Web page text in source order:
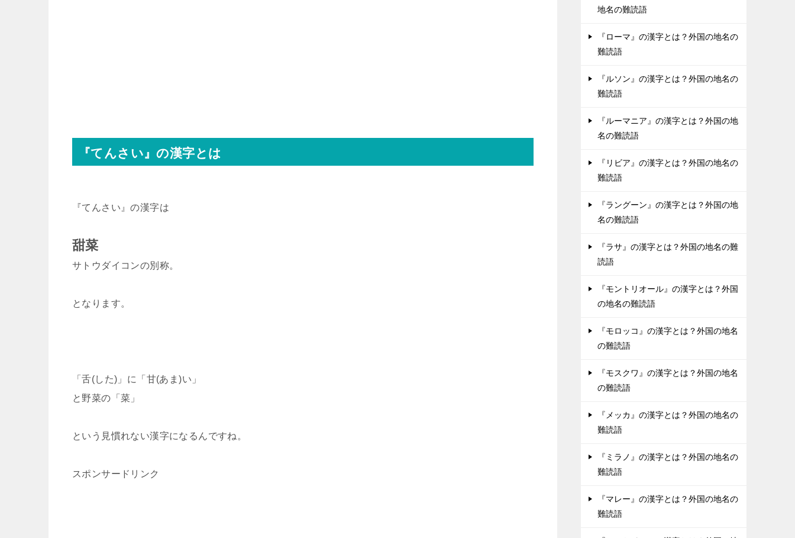
『てんさい』の漢字とは
『てんさい』の漢字は
甜菜
サトウダイコンの別称。
となります。
「舌(した)」に「甘(あま)い」
と野菜の「菜」
という見慣れない漢字になるんですね。
スポンサードリンク
地名の難読語
『ローマ』の漢字とは？外国の地名の
難読語
『ルソン』の漢字とは？外国の地名の
難読語
『ルーマニア』の漢字とは？外国の地
名の難読語
『リビア』の漢字とは？外国の地名の
難読語
『ラングーン』の漢字とは？外国の地
名の難読語
『ラサ』の漢字とは？外国の地名の難
読語
『モントリオール』の漢字とは？外国
の地名の難読語
『モロッコ』の漢字とは？外国の地名
の難読語
『モスクワ』の漢字とは？外国の地名
の難読語
『メッカ』の漢字とは？外国の地名の
難読語
『ミラノ』の漢字とは？外国の地名の
難読語
『マレー』の漢字とは？外国の地名の
難読語